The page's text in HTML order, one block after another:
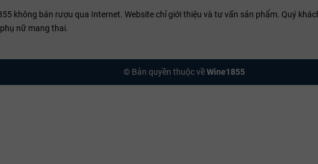
Ý Comm. G.B. Burlotto Barolo Cannubi
không bán rượu qua Internet. Website chỉ giới thiệu và tư vấn sản phẩm. Quý
nữ mang thai.
© Bản quyền thuộc vềWine1855